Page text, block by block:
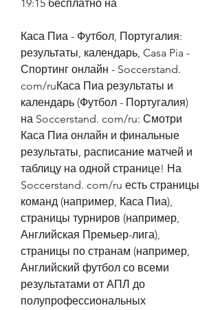
19:15 бесплатно на
Каса Пиа - Футбол, Португалия:
результаты, календарь, Casa Pia -
Спортинг онлайн - Soccerstand.
com/ruКаса Пиа результаты и
календарь (Футбол - Португалия)
на Soccerstand. com/ru: Смотри
Каса Пиа онлайн и финальные
результаты, расписание матчей и
таблицу на одной странице! На
Soccerstand. com/ru есть страницы
команд (например, Каса Пиа),
страницы турниров (например,
Английская Премьер-лига),
страницы по странам (например,
Английский футбол со всеми
результатами от АПЛ до
полупрофессиональных